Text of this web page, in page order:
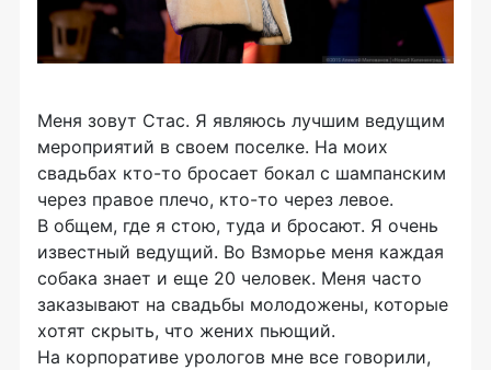
Меня зовут Стас. Я являюсь лучшим ведущим
мероприятий в своем поселке. На моих
свадьбах кто-то бросает бокал с шампанским
через правое плечо, кто-то через левое.
В общем, где я стою, туда и бросают. Я очень
известный ведущий. Во Взморье меня каждая
собака знает и еще 20 человек. Меня часто
заказывают на свадьбы молодожены, которые
хотят скрыть, что жених пьющий.
На корпоративе урологов мне все говорили,